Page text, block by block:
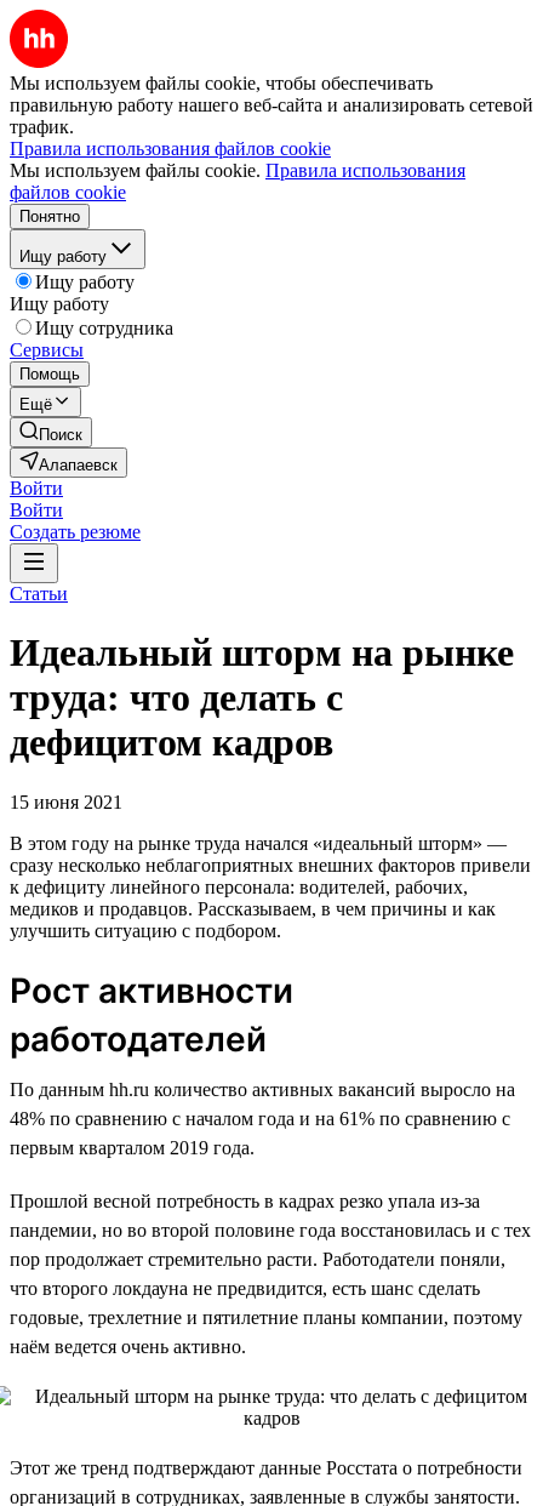
Мы используем файлы cookie, чтобы обеспечивать
правильную работу нашего веб-сайта и анализировать сетевой
трафик.
Правила использования файлов cookie
Мы используем файлы cookie. Правила использования
файлов cookie
Понятно
Ищу работу
Ищу работу
Ищу работу
Ищу сотрудника
Сервисы
Помощь
Ещё
Поиск
Алапаевск
Войти
Войти
Создать резюме
Статьи
Идеальный шторм на рынке
труда: что делать с
дефицитом кадров
15 июня 2021
В этом году на рынке труда начался «идеальный шторм» —
сразу несколько неблагоприятных внешних факторов привели
к дефициту линейного персонала: водителей, рабочих,
медиков и продавцов. Рассказываем, в чем причины и как
улучшить ситуацию с подбором.
Рост активности
работодателей
По данным hh.ru количество активных вакансий выросло на
48% по сравнению с началом года и на 61% по сравнению с
первым кварталом 2019 года.
Прошлой весной потребность в кадрах резко упала из-за
пандемии, но во второй половине года восстановилась и с тех
пор продолжает стремительно расти. Работодатели поняли,
что второго локдауна не предвидится, есть шанс сделать
годовые, трехлетние и пятилетние планы компании, поэтому
наём ведется очень активно.
Этот же тренд подтверждают данные Росстата о потребности
организаций в сотрудниках, заявленные в службы занятости.